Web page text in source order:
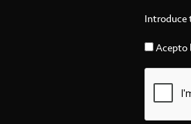
Introduce
Acepto